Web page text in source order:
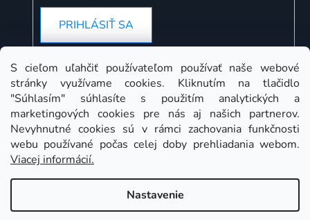
S cieľom uľahčiť používateľom používať naše webové
stránky využívame cookies. Kliknutím na tlačidlo
"Súhlasím" súhlasíte s použitím analytických a
marketingových cookies pre nás aj našich partnerov.
Nevyhnutné cookies sú v rámci zachovania funkčnosti
webu používané počas celej doby prehliadania webom.
Viacej informácií.
Nastavenie
PRIHLÁSIŤ SA
Instagram